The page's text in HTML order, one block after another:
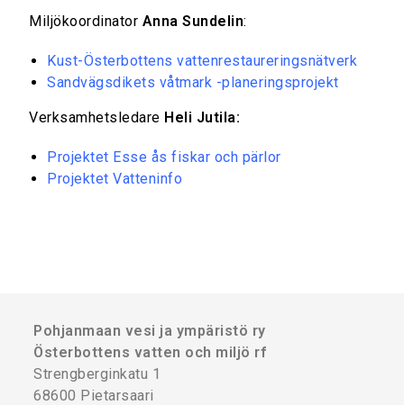
Miljökoordinator Anna Sundelin:
Kust-Österbottens vattenrestaureringsnätverk
Sandvägsdikets våtmark -planeringsprojekt
Verksamhetsledare Heli Jutila:
Projektet Esse ås fiskar och pärlor
Projektet Vatteninfo
Pohjanmaan vesi ja ympäristö ry
Österbottens vatten och miljö rf
Strengberginkatu 1
68600 Pietarsaari